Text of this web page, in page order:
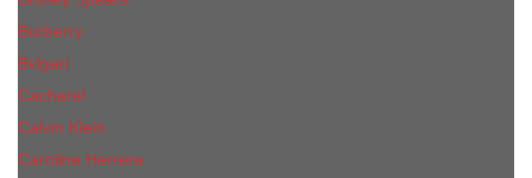
Burberry
Bvlgari
Cacharel
Calvin Klein
Carolina Herrera